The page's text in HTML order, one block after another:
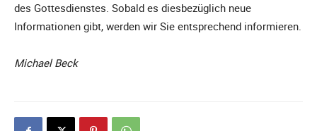
des Gottesdienstes. Sobald es diesbezüglich neue
Informationen gibt, werden wir Sie entsprechend informieren.
Michael Beck